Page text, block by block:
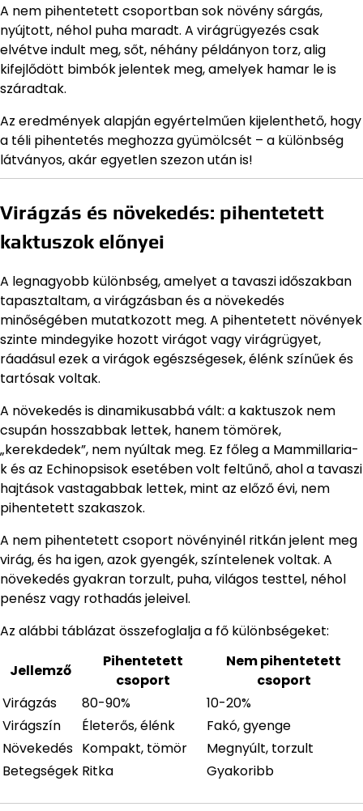
A nem pihentetett csoportban sok növény sárgás,
nyújtott, néhol puha maradt. A virágrügyezés csak
elvétve indult meg, sőt, néhány példányon torz, alig
kifejlődött bimbók jelentek meg, amelyek hamar le is
száradtak.
Az eredmények alapján egyértelműen kijelenthető, hogy
a téli pihentetés meghozza gyümölcsét – a különbség
látványos, akár egyetlen szezon után is!
Virágzás és növekedés: pihentetett
kaktuszok előnyei
A legnagyobb különbség, amelyet a tavaszi időszakban
tapasztaltam, a virágzásban és a növekedés
minőségében mutatkozott meg. A pihentetett növények
szinte mindegyike hozott virágot vagy virágrügyet,
ráadásul ezek a virágok egészségesek, élénk színűek és
tartósak voltak.
A növekedés is dinamikusabbá vált: a kaktuszok nem
csupán hosszabbak lettek, hanem tömörek,
„kerekdedek”, nem nyúltak meg. Ez főleg a Mammillaria-
k és az Echinopsisok esetében volt feltűnő, ahol a tavaszi
hajtások vastagabbak lettek, mint az előző évi, nem
pihentetett szakaszok.
A nem pihentetett csoport növényinél ritkán jelent meg
virág, és ha igen, azok gyengék, színtelenek voltak. A
növekedés gyakran torzult, puha, világos testtel, néhol
penész vagy rothadás jeleivel.
Az alábbi táblázat összefoglalja a fő különbségeket:
Jellemző
Pihentetett
csoport
Nem pihentetett
csoport
Virágzás
80-90%
10-20%
Virágszín
Életerős, élénk
Fakó, gyenge
Növekedés Kompakt, tömör
Megnyúlt, torzult
Betegségek Ritka Gyakoribb